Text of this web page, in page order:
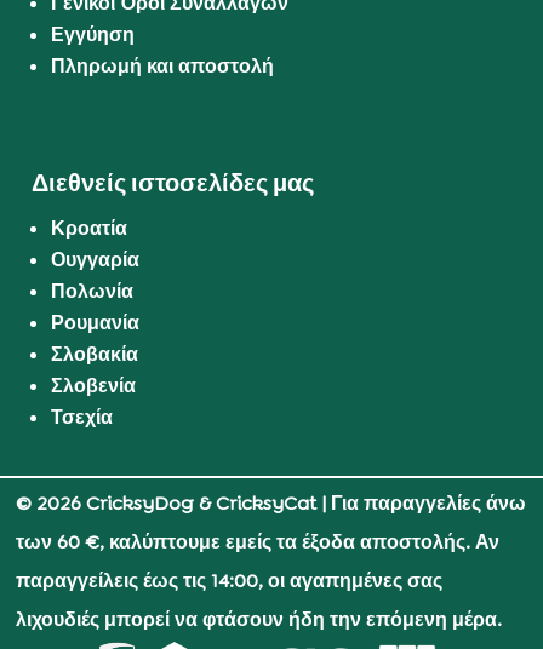
Εγγύηση
Πληρωμή και αποστολή
Διεθνείς ιστοσελίδες μας
Κροατία
Ουγγαρία
Πολωνία
Ρουμανία
Σλοβακία
Σλοβενία
Τσεχία
© 2026 CricksyDog & CricksyCat| Για παραγγελίες άνω
των 60 €, καλύπτουμε εμείς τα έξοδα αποστολής. Αν
παραγγείλεις έως τις 14:00, οι αγαπημένες σας
λιχουδιές μπορεί να φτάσουν ήδη την επόμενη μέρα.